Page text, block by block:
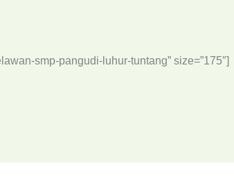
smp-pangudi-luhur-tuntang” size=”175″]